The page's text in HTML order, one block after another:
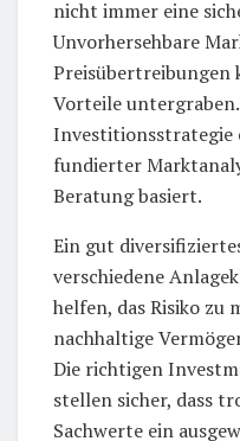
nicht immer eine
Unvorhersehbare
Preisübertreibungen
Vorteile
Investitionsstrategie
fundierter
Beratung basiert.
Ein gut
verschiedene
helfen, das Risiko zu
nachhaltige
Die richtigen
stellen sicher, dass
Sachwerte ein